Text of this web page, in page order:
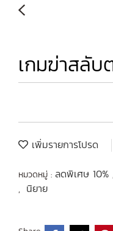
เกมฆ่าสลับ
เพิ่มรายการโปรด
หมวดหมู่ : ลดพิเศษ 10%
, นิยาย